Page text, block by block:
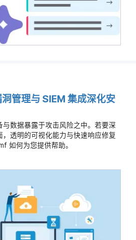
管理与 SIEM 集成深化安
与数据暴露于攻击风险之中。若要深
，透明的可视化能力与快速响应修复
如何为您提供帮助。